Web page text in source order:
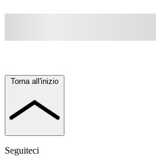
Torna all'inizio
Seguiteci